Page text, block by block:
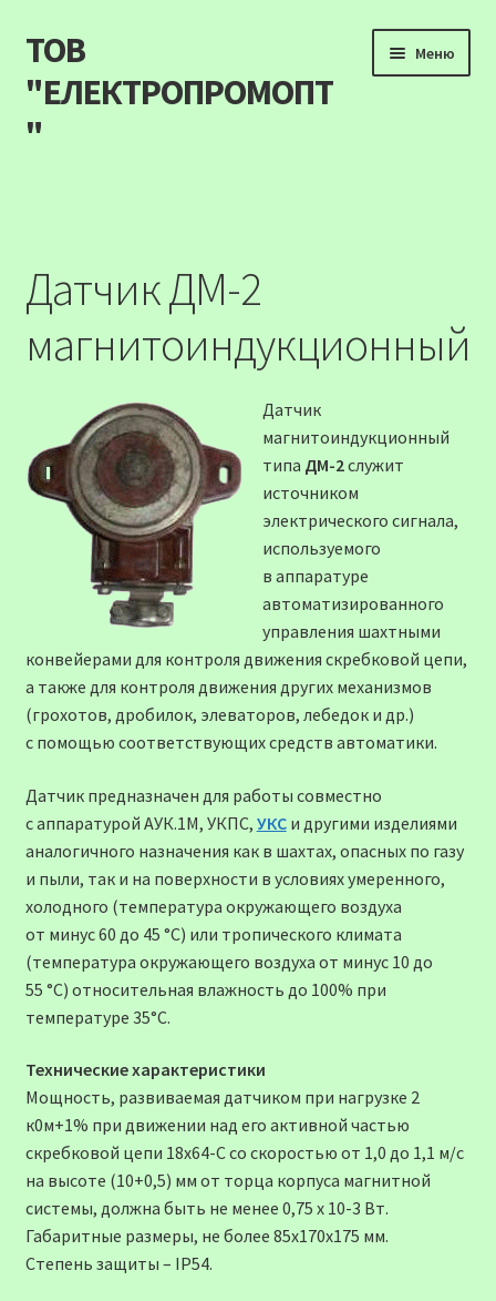
Перейти
до
навігації
Перейти
до
вмісту
ТОВ
"ЕЛЕКТРОПРОМОПТ
"
Меню
Прайс
Контакти
Про компанію
Карта сайту
Датчик ДМ-2
магнитоиндукционный
Датчик
магнитоиндукционный
типа ДМ-2служит
источником
электрического сигнала,
используемого
в аппаратуре
автоматизированного
управления шахтными
конвейерами для контроля движения скребковой цепи,
а также для контроля движения других механизмов
(грохотов, дробилок, элеваторов, лебедок и др.)
с помощью соответствующих средств автоматики.
Датчик предназначен для работы совместно
с аппаратурой АУК.1М, УКПС, УКСи другими изделиями
аналогичного назначения как в шахтах, опасных по газу
и пыли, так и на поверхности в условиях умеренного,
холодного (температура окружающего воздуха
от минус 60 до 45 °С) или тропического климата
(температура окружающего воздуха от минус 10 до
55 °С) относительная влажность до 100% при
температуре 35°С.
Технические характеристики
Мощность, развиваемая датчиком при нагрузке 2
к0м+1% при движении над его активной частью
скребковой цепи 18х64-С со скоростью от 1,0 до 1,1 м/с
на высоте (10+0,5) мм от торца корпуса магнитной
системы, должна быть не менее 0,75 х 10-3 Вт.
Габаритные размеры, не более 85х170х175 мм.
Степень защиты – IP54.